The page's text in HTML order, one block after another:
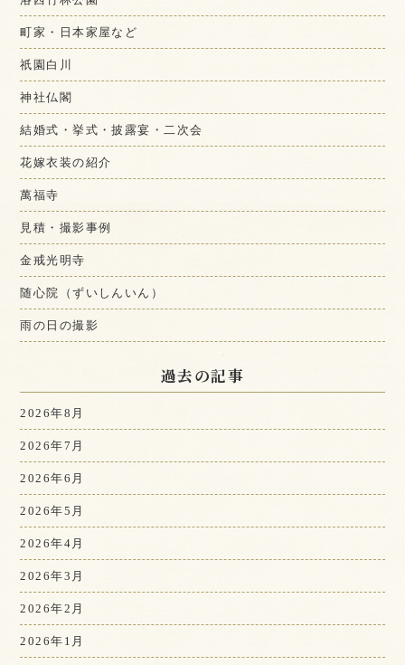
町家・日本家屋など
祇園白川
神社仏閣
結婚式・挙式・披露宴・二次会
花嫁衣装の紹介
萬福寺
見積・撮影事例
金戒光明寺
随心院（ずいしんいん）
雨の日の撮影
過去の記事
2026年8月
2026年7月
2026年6月
2026年5月
2026年4月
2026年3月
2026年2月
2026年1月